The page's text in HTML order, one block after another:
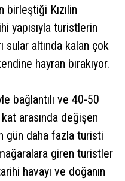
birleştiği Kızılin
yapısıyla turistlerin
sular altında kalan çok
hayran bırakıyor.
bağlantılı ve 40-50
arasında değişen
gün daha fazla turisti
giren turistler
havayı ve doğanın